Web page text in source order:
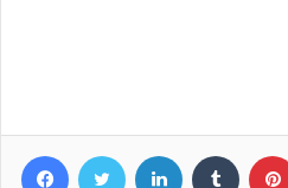
FacebookTwitter LinkedIn Tumblr